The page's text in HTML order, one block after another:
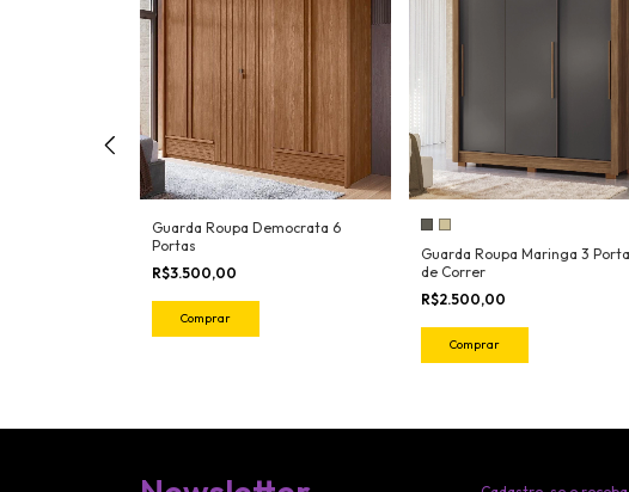
Guarda Roupa Democrata 6
Portas
R$3.500,00
Comprar
Guarda Roupa Maringa 3
de Correr
R$2.500,00
Comprar